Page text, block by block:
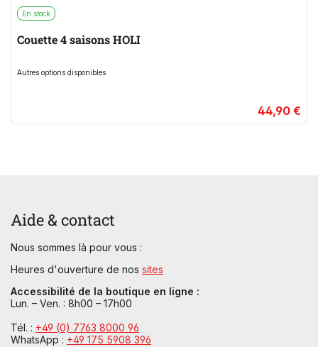
En stock
Couette 4 saisons HOLI
Autres options disponibles
44,90 €
Aide & contact
Nous sommes là pour vous :
Heures d'ouverture de nos sites
Accessibilité de la boutique en ligne :
Lun. – Ven. : 8h00 – 17h00
Tél. : +49 (0) 7763 8000 96
WhatsApp : +49 175 5908 396